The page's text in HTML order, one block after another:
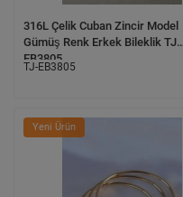
316L Çelik Cuban Zincir Model
Gümüş Renk Erkek Bileklik TJ-
EB3805
TJ-EB3805
Yeni Ürün